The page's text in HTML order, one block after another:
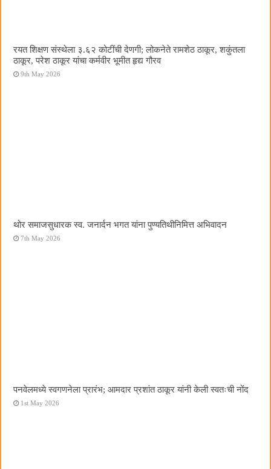
रयत शिक्षण संस्थेला ३.६२ कोटींची देणगी; लोकनेते रामशेठ ठाकूर, शकुंतला
ठाकूर, परेश ठाकूर यांचा कर्मवीर भूमीत हृद्य गौरव
9th May 2026
थोर समाजसुधारक स्व. जनार्दन भगत यांना पुण्यतिथीनिमित्त अभिवादन
7th May 2026
पनवेलमध्ये स्वगणनेला प्रारंभ; आमदार प्रशांत ठाकूर यांनी केली स्वतःची नोंद
1st May 2026